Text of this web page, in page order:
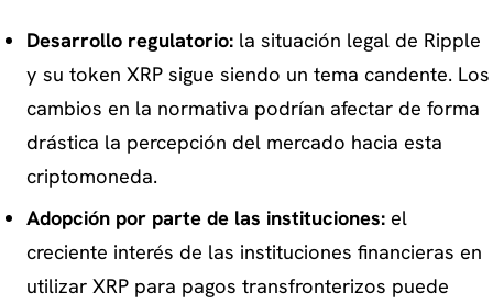
Desarrollo regulatorio:la situación legal de Ripple
y su token XRP sigue siendo un tema candente. Los
cambios en la normativa podrían afectar de forma
drástica la percepción del mercado hacia esta
criptomoneda.
Adopción por parte de las instituciones:el
creciente interés de las instituciones financieras en
utilizar XRP para pagos transfronterizos puede